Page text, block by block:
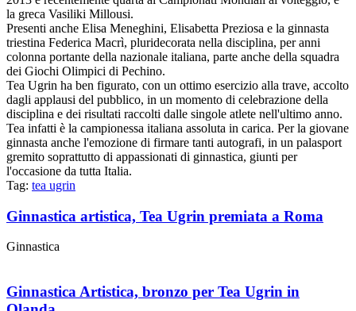
la greca Vasiliki Millousi.
Presenti anche Elisa Meneghini, Elisabetta Preziosa e la ginnasta
triestina Federica Macrì, pluridecorata nella disciplina, per anni
colonna portante della nazionale italiana, parte anche della squadra
dei Giochi Olimpici di Pechino.
Tea Ugrin ha ben figurato, con un ottimo esercizio alla trave, accolto
dagli applausi del pubblico, in un momento di celebrazione della
disciplina e dei risultati raccolti dalle singole atlete nell'ultimo anno.
Tea infatti è la campionessa italiana assoluta in carica. Per la giovane
ginnasta anche l'emozione di firmare tanti autografi, in un palasport
gremito soprattutto di appassionati di ginnastica, giunti per
l'occasione da tutta Italia.
Tag: tea ugrin
Ginnastica artistica, Tea Ugrin premiata a Roma
Ginnastica
Ginnastica Artistica, bronzo per Tea Ugrin in